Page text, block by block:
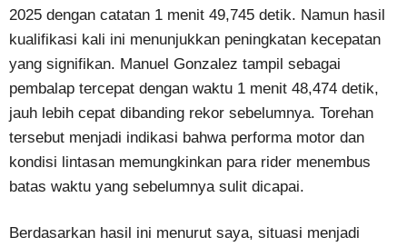
2025 dengan catatan 1 menit 49,745 detik. Namun hasil
kualifikasi kali ini menunjukkan peningkatan kecepatan
yang signifikan. Manuel Gonzalez tampil sebagai
pembalap tercepat dengan waktu 1 menit 48,474 detik,
jauh lebih cepat dibanding rekor sebelumnya. Torehan
tersebut menjadi indikasi bahwa performa motor dan
kondisi lintasan memungkinkan para rider menembus
batas waktu yang sebelumnya sulit dicapai.
Berdasarkan hasil ini menurut saya, situasi menjadi